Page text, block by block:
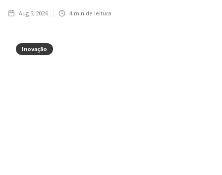
Aug 5, 2026 4 min de leitura
Inovação